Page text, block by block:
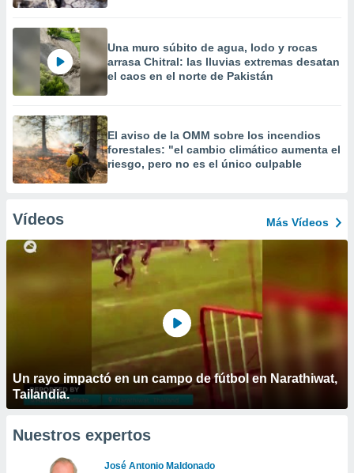
Una muro súbito de agua, lodo y rocas
arrasa Chitral: las lluvias extremas desatan
el caos en el norte de Pakistán
El aviso de la OMM sobre los incendios
forestales: "el cambio climático aumenta el
riesgo, pero no es el único culpable
Vídeos Más Vídeos
Un rayo impactó en un campo de fútbol en Narathiwat,
Tailandia.
Nuestros expertos
José Antonio Maldonado